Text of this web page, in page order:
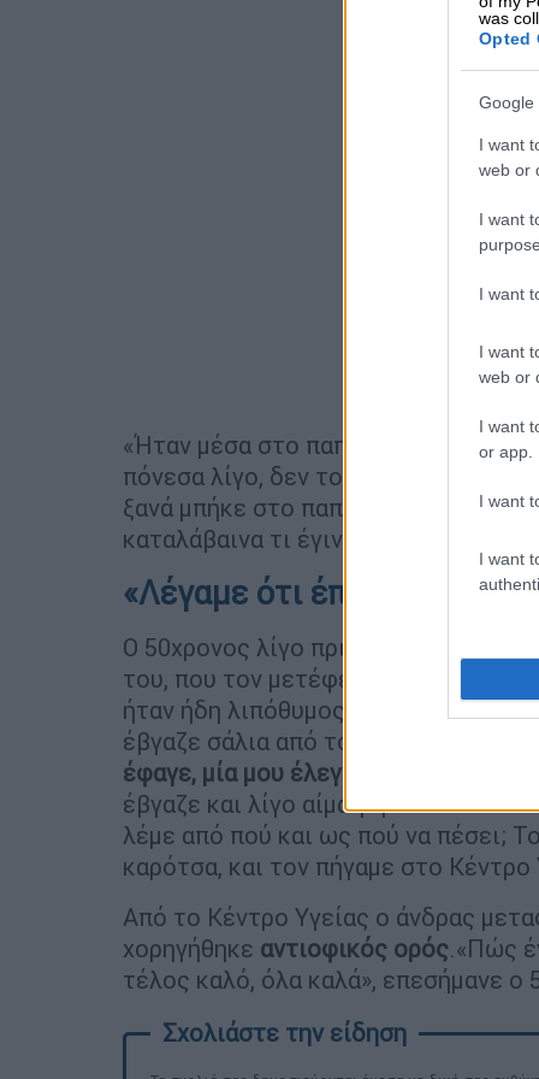
was
Opted
Google
I want
web or
I want
I want
I want
web or
I want
or app.
I want
I want
«Ήταν μέσα στο παπούτσι. Πήγα να
πόνεσα λίγο, δεν το κατάλαβα ότι
ξανά μπήκε στο παπούτσι, μικρή
καταλάβαινα τι έγινε», είπε,
«Λέγαμε ότι έπαθε
Ο 50χρονος λίγο πριν χάσει τις
του, που τον μετέφεραν στο
ήταν ήδη λιπόθυμος. Ήταν κάτω που
έβγαζε σάλια από το στόμα, με το
έφαγε, μία μου έλεγε στο χέρι, μία
έβγαζε και λίγο αίμα γύρω στα 2
λέμε από πού και ως πού να πέσει;
καρότσα, και τον πήγαμε στο Κέντρο
Από το Κέντρο Υγείας ο άνδρας
χορηγήθηκε αντιοφικός ορός.«Πώς
τέλος καλό, όλα καλά», επεσήμανε ο